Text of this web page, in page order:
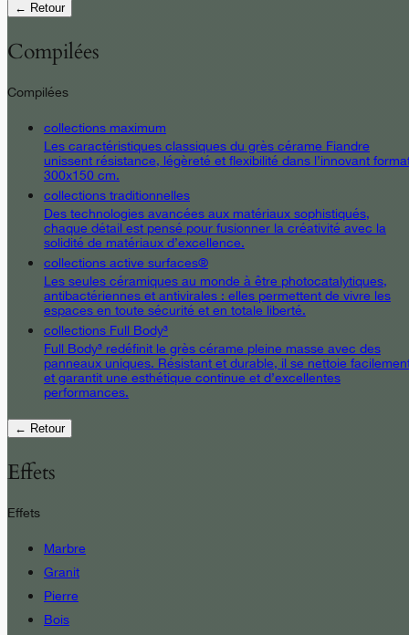
← Retour
Compilées
Compilées
collections maximum
Les caractéristiques classiques du grès cérame Fiandre
unissent résistance, légèreté et flexibilité dans l’innovant
300x150 cm.
collections traditionnelles
Des technologies avancées aux matériaux sophistiqués,
chaque détail est pensé pour fusionner la créativité avec la
solidité de matériaux d’excellence.
collections active surfaces®
Les seules céramiques au monde à être photocatalytiques,
antibactériennes et antivirales : elles permettent de vivre les
espaces en toute sécurité et en totale liberté.
collections Full Body³
Full Body³ redéfinit le grès cérame pleine masse avec des
panneaux uniques. Résistant et durable, il se nettoie
et garantit une esthétique continue et d’excellentes
performances.
← Retour
Effets
Effets
Marbre
Granit
Pierre
Bois